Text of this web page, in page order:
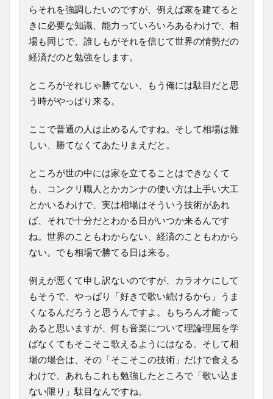
らそれを強調したいのですが、例えば家を建てると
きに必要な知識、能力っていろいろあるわけで、相
場も同じで、誰しもがそれを信じて世界の情勢だの
経済だのと勉強をします。
ところがそれじゃ勝てない、もう俺には駄目だと思
う時がやっぱり来る。
ここで普通の人は止めるんですね。そして相場は難
しい、勝てなくてあたりまえだと。
ところが世の中には家を立てることはできなくて
も、コンクリ職人とかカンナの使い方は上手い大工
とかいるわけで、実は相場はそういう技術があれ
ば、それで十分だとわかる日がいつか来るんです
ね。世界のこともわからない、経済のこともわから
ない。でも相場で勝てる日は来る。
例えが悪くて申し訳ないのですが、カラオケにして
もそうで、やっぱり「好きで歌い続けるから」うま
くなるんだろうと思うんですよ。もちろん才能って
あると思いますが、何も音楽について理論理屈を学
ばなくてもそこそこ歌えるようにはなる。そして相
場の場合は、その「そこそこの技術」だけで食える
わけで、あれもこれも勉強したところで「歌い込ま
ない限り」駄目なんですね。